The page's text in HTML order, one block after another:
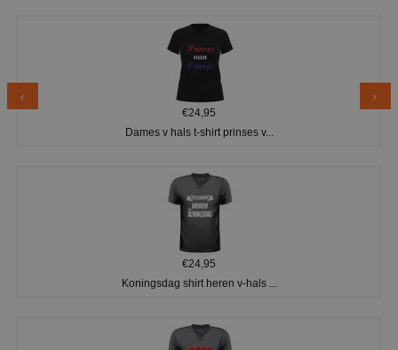
€24,95
Dames v hals t-shirt prinses v...
€24,95
Koningsdag shirt heren v-hals ...